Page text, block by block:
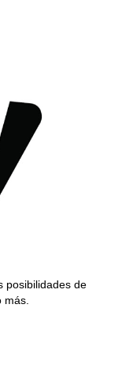
posibilidades de